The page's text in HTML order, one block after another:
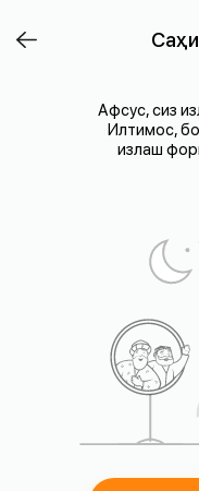
Афсус, сиз
Илтимос,
излаш